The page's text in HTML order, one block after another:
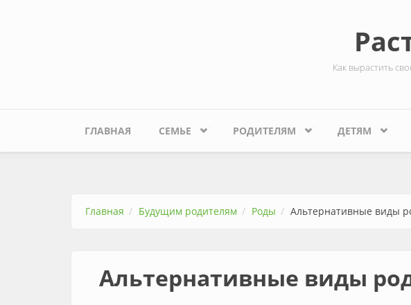
Как вырастить
ГЛАВНАЯ СЕМЬЕ РОДИТЕЛЯМ ДЕТЯМ
Главная Будущим родителям Роды Альтернативные виды
Альтернативные виды